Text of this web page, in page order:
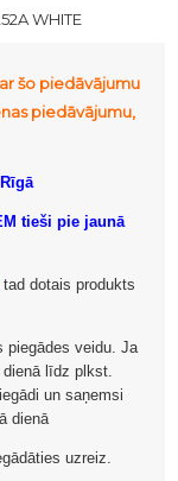
WHITE
šo piedāvājumu
piedāvājumu,
tieši pie jaunā
tad dotais produkts
piegādes veidu. Ja
līdz plkst.
un saņemsi
dienā
uzreiz.